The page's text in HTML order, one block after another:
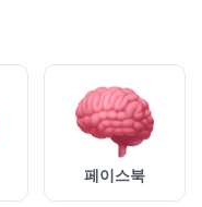
페이스북